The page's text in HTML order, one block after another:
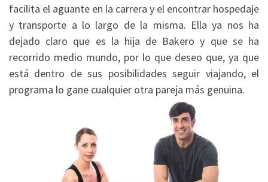
facilita el aguante en la carrera y el encontrar hospedaje
y transporte a lo largo de la misma. Ella ya nos ha
dejado claro que es la hija de Bakero y que se ha
recorrido medio mundo, por lo que deseo que, ya que
está dentro de sus posibilidades seguir viajando, el
programa lo gane cualquier otra pareja más genuina.